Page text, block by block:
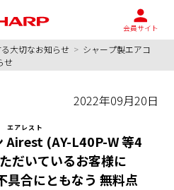
会員サイト
大切なお知らせ > シャープ製エアコ
せ
2022年09月20日
Airest
エアレスト
だいているお客様に
具合にともなう 無料点